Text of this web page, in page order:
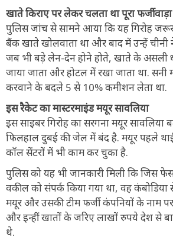
खाते किराए पर लेकर चलता था पूरा फर्जीवाड़ा
पुलिस जांच से सामने आया कि यह गिरोह
बैंक खाते खोलवाता था और बाद में उन्हें चीनी
जब भी बड़े लेन-देन होने होते, खाते के असली
जाया जाता और होटल में रखा जाता था. सनी
करवाने के बदले 5 से 10% कमीशन लेता था.
इस रैकेट का मास्टरमाइंड मयूर सावलिया
इस साइबर गिरोह का सरगना मयूर सावलिया
फिलहाल दुबई की जेल में बंद है. मयूर पहले
कॉल सेंटरों में भी काम कर चुका है.
पुलिस को यह भी जानकारी मिली कि जिस
वकील को संपर्क किया गया था, वह कंबोडिया
मयूर और उसकी टीम फर्जी कंपनियों के नाम
और इन्हीं खातों के जरिए लाखों रुपये देश से
थे.